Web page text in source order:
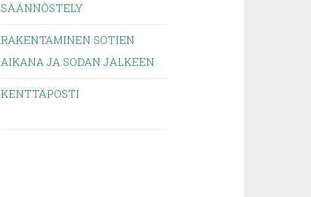
SÄÄNNÖSTELY
RAKENTAMINEN SOTIEN
AIKANA JA SODAN JÄLKEEN
KENTTÄPOSTI